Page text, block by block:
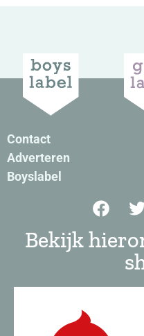
Contact
Adverteren
Boyslabel
Bekijk